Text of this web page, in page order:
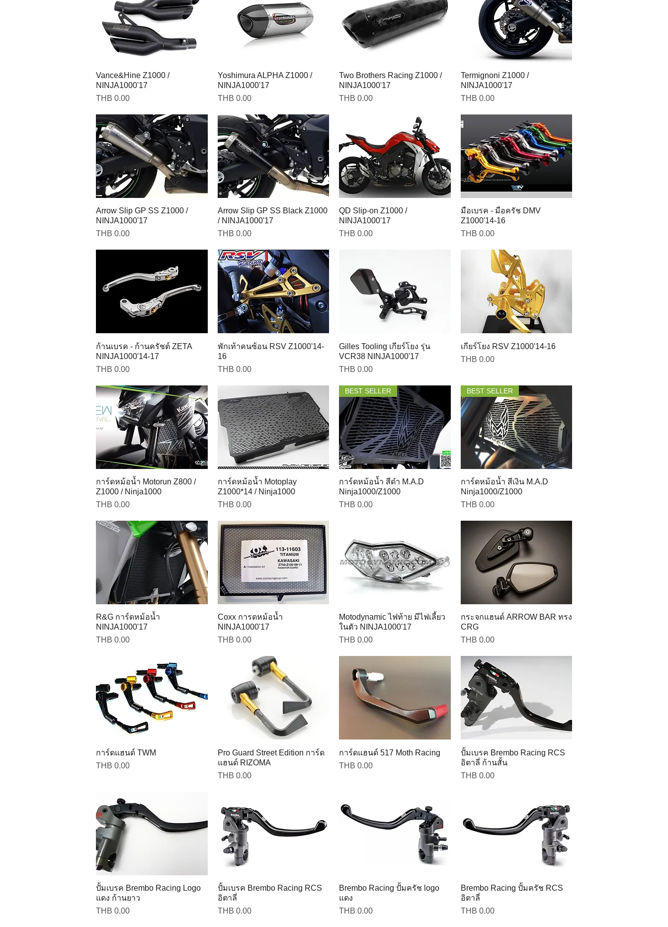
Vance&Hine Z1000 /
NINJA1000'17
Price
THB 0.00
Yoshimura ALPHA Z1000 /
NINJA1000'17
Price
THB 0.00
Two Brothers Racing Z1000 /
NINJA1000'17
Price
THB 0.00
Termignoni Z1000 /
NINJA1000'17
Price
THB 0.00
Arrow Slip GP SS Z1000 /
NINJA1000'17
Price
THB 0.00
Arrow Slip GP SS Black Z1000
/ NINJA1000'17
Price
THB 0.00
QD Slip-on Z1000 /
NINJA1000'17
Price
THB 0.00
มือเบรค - มือครัช DMV
Z1000'14-16
Price
THB 0.00
ก้านเบรค - ก้านครัชต์ ZETA
NINJA1000'14-17
Price
THB 0.00
พักเท้าคนซ้อน RSV Z1000'14-
16
Price
THB 0.00
Gilles Tooling เกียร์โยง รุ่น
VCR38 NINJA1000'17
Price
THB 0.00
เกียร์โยง RSV Z1000'14-16
Price
THB 0.00
การ์ดหม้อน้ำ Motorun Z800 /
Z1000 / Ninja1000
Price
THB 0.00
การ์ดหม้อน้ำ Motoplay
Z1000*14 / Ninja1000
Price
THB 0.00
BEST SELLER
การ์ดหม้อน้ำ สีดำ M.A.D
Ninja1000/Z1000
Price
THB 0.00
BEST SELLER
การ์ดหม้อน้ำ สีเงิน M.A.D
Ninja1000/Z1000
Price
THB 0.00
R&G การ์ดหม้อน้ำ
NINJA1000'17
Price
THB 0.00
Coxx การดหม้อน้ำ
NINJA1000'17
Price
THB 0.00
Motodynamic ไฟท้าย มีไฟเลี้ยว
ในตัว NINJA1000'17
Price
THB 0.00
กระจกแฮนด์ ARROW BAR ทรง
CRG
Price
THB 0.00
การ์ดแฮนด์ TWM
Price
THB 0.00
Pro Guard Street Edition การ์ด
แฮนด์ RIZOMA
Price
THB 0.00
การ์ดแฮนด์ 517 Moth Racing
Price
THB 0.00
ปั้มเบรค Brembo Racing RCS
อิตาลี่ ก้านสั้น
Price
THB 0.00
ปั้มเบรค Brembo Racing Logo
แดง ก้านยาว
Price
THB 0.00
ปั้มเบรค Brembo Racing RCS
อิตาลี่
Price
THB 0.00
Brembo Racing ปั้มครัช logo
แดง
Price
THB 0.00
Brembo Racing ปั้มครัช RCS
อิตาลี่
Price
THB 0.00